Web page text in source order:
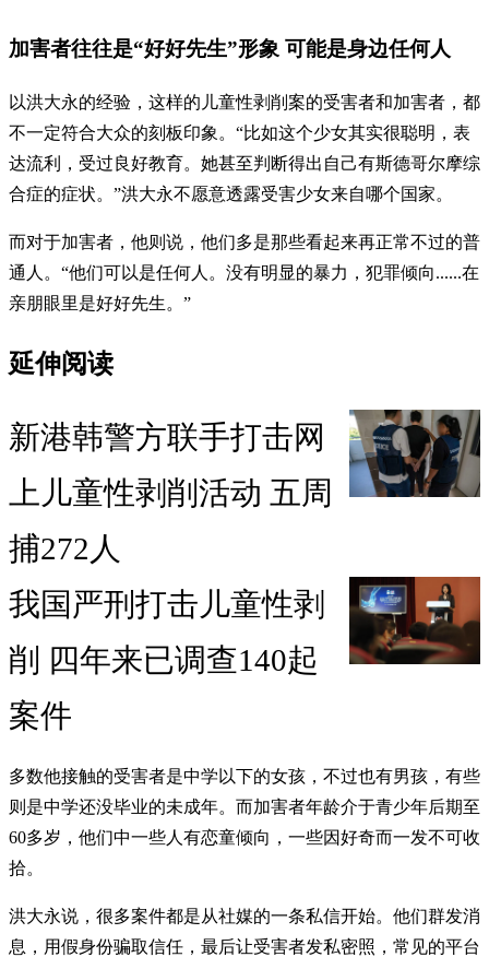
加害者往往是“好好先生”形象 可能是身边任何人
以洪大永的经验，这样的儿童性剥削案的受害者和加害者，都
不一定符合大众的刻板印象。“比如这个少女其实很聪明，表
达流利，受过良好教育。她甚至判断得出自己有斯德哥尔摩综
合症的症状。”洪大永不愿意透露受害少女来自哪个国家。
而对于加害者，他则说，他们多是那些看起来再正常不过的普
通人。“他们可以是任何人。没有明显的暴力，犯罪倾向......在
亲朋眼里是好好先生。”
延伸阅读
新港韩警方联手打击网
上儿童性剥削活动 五周
捕272人
我国严刑打击儿童性剥
削 四年来已调查140起
案件
多数他接触的受害者是中学以下的女孩，不过也有男孩，有些
则是中学还没毕业的未成年。而加害者年龄介于青少年后期至
60多岁，他们中一些人有恋童倾向，一些因好奇而一发不可收
拾。
洪大永说，很多案件都是从社媒的一条私信开始。他们群发消
息，用假身份骗取信任，最后让受害者发私密照，常见的平台